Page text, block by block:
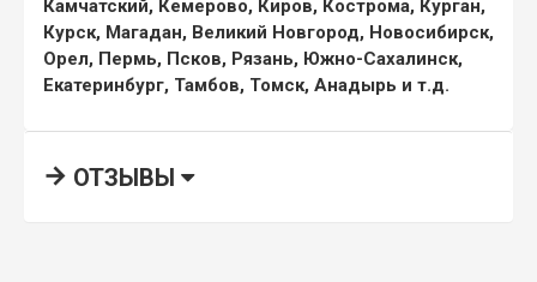
Камчатский, Кемерово, Киров, Кострома, Курган,
Курск, Магадан, Великий Новгород, Новосибирск,
Орел, Пермь, Псков, Рязань, Южно-Сахалинск,
Екатеринбург, Тамбов, Томск, Анадырь и т.д.
ОТЗЫВЫ